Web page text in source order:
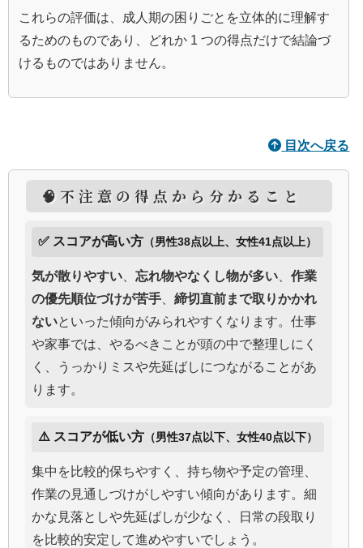
これらの評価は、成人期の困りごとを立体的に理解す
るためのものであり、どれか 1 つの得点だけで結論づ
けるものではありません。
目次へ戻る
🧠不注意の得点から分かること
✅ スコアが高い方 （男性38点以上、女性41点以上）
気が散りやすい 忘れ物やなくし物が多い
作業
の優先順位づけが苦手
締切直前まで取りかかれ
ないといった傾向がみられやすくなります。仕事
や家事では、やるべきことが頭の中で整理しにく
く、うっかりミスや先延ばしにつながることがあ
ります。
⚠️ スコアが低い方 （男性37点以下、女性40点以下）
集中を比較的保ちやすく、持ち物や予定の管理、
作業の見通しづけがしやすい傾向があります。細
かな見落としや先延ばしが少なく、日常の段取り
を比較的安定して進めやすいでしょう。